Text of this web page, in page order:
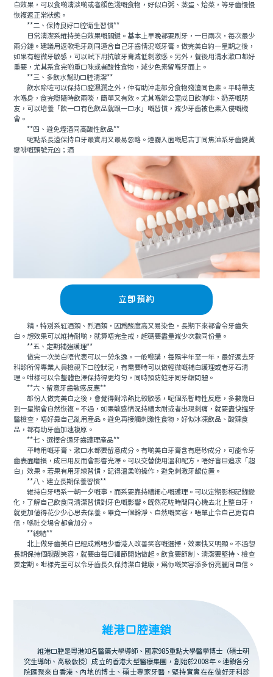
白效果，可以食啲清淡啲或者顔色淺嘅食物，好似白粥、蒸蛋、烚菜，等牙齒慢慢
恢複返正常狀態。
**二、保持良好口腔衛生習慣**
日常清潔系維持美白效果嘅關鍵。基本上早晚都要刷牙，一日兩次，每次最少
兩分鍾。建議用返軟毛牙刷同適合自己牙齒情況嘅牙膏。做完美白約一星期之後，
如果有輕微牙敏感，可以試下用抗敏牙膏減低刺激感。另外，餐後用清水漱口都好
重要，尤其系食完啲重口味或者酸性食物，減少色素留喺牙面上。
**三、多飲水幫助口腔清潔**
飲水除咗可以保持口腔濕潤之外，仲有助沖走部分食物殘渣同色素。平時帶支
水喺身，食完嘢隨時飲兩啖，簡單又有效。尤其喺辦公室成日飲咖啡、奶茶嘅朋
友，可以培養「飲一口有色飲品就跟一口水」嘅習慣，減少牙齒被色素入侵嘅機
會。
**四、避免煙酒同高酸性飲品**
呢點系長遠保持白牙最實用又最易忽略。煙霧入面嘅尼古丁同焦油系牙齒變黃
變啡嘅頭號元凶；酒
立即預約
精，特別系紅酒類、烈酒類，因爲酸度高又易染色，長期下來都會令牙齒失
白。想效果可以維持耐啲，就算唔完全戒，起碼要盡量減少次數同份量。
**五、定期補強護理**
做完一次美白唔代表可以一勞永逸。一般嚟講，每隔半年至一年，最好返去牙
科診所俾專業人員檢視下口腔狀況，有需要時可以做輕微嘅補白護理或者牙石清
理。咁樣可以令整體色澤保持得更均勻，同時預防蛀牙同牙龈問題。
**六、留意牙齒敏感反應**
部份人做完美白之後，會覺得對冷熱比較敏感，呢個系暫時性反應，多數幾日
到一星期會自然恢複。不過，如果敏感情況持續太耐或者出現刺痛，就要盡快搵牙
醫檢查，唔好靠自己亂用産品。避免再接觸刺激性食物，好似冰凍飲品、酸辣食
品，都有助牙齒加速複原。
**七、選擇合適牙齒護理産品**
平時用嘅牙膏、漱口水都要留意成分。有啲美白牙膏含有磨砂成分，可能令牙
齒表面磨損，成日用反而會影響光澤。可以交替使用溫和配方，唔好盲目追求「超
白」效果。若果有用牙線習慣，記得溫柔啲操作，避免刺激牙龈位置。
**八、建立長期保養習慣**
維持白牙唔系一朝一夕嘅事，而系要靠持續細心嘅護理。可以定期影相記錄變
化，了解自己飲食同清潔習慣對牙色嘅影響。既然花咗時間同心機去北上整白牙，
就更加值得花少少心思去保養。畢竟一個幹淨、自然嘅笑容，唔單止令自己更有自
信，喺社交場合都會加分。
**總結**
北上做牙齒美白已經成爲唔少香港人改善笑容嘅選擇，效果快又明顯。不過想
長期保持個靓靓笑容，就要由每日細節開始做起。飲食要節制、清潔要堅持、檢查
要定期。咁樣先至可以令牙齒長久保持潔白健康，爲你嘅笑容添多份亮麗同自信。
維港口腔連鎖
維港口腔是粵港知名醫藥大學導師、國家985重點大學醫學博士（碩士研
究生導師、高級教授）成立的香港大型醫療集團，創始於2008年。連鎖各分
院匯聚來自香港、內地的博士、碩士專家牙醫，堅持實實在在做好牙科診